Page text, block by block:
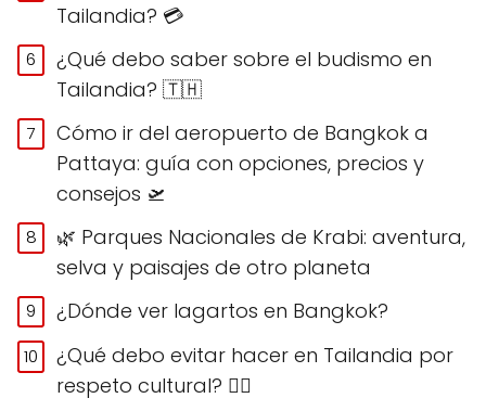
Tailandia? 💳
¿Qué debo saber sobre el budismo en
Tailandia? 🇹🇭
Cómo ir del aeropuerto de Bangkok a
Pattaya: guía con opciones, precios y
consejos 🛫
🌿 Parques Nacionales de Krabi: aventura,
selva y paisajes de otro planeta
¿Dónde ver lagartos en Bangkok?
¿Qué debo evitar hacer en Tailandia por
respeto cultural? 🙅‍♀️